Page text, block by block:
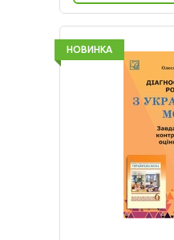
НОВИНКА